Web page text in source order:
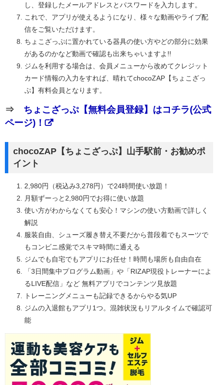
し、登録したメールアドレスとパスワードを入力します。
これで、アプリが使えるようになり、様々な動画やライブ配
信をご覧いただけます。
ちょこざっぷに置かれている器具の使い方やどの部分に効果
があるのかなど動画で確認も出来ちゃいますよ!!
ジムを利用する場合は、会員メニューから改めてクレジット
カード情報の入力をすれば、晴れてchocoZAP【ちょこざっ
ぷ】有料会員となります。
⇒ ちょこざっぷ【無料会員登録】はコチラ(公式
ページ)！
chocoZAP【ちょこざっぷ】山手駅前・お勧めポ
イント
2,980円（税込み3,278円）で24時間使い放題！
月額ずーっと2,980円でお得に使い放題
使い方がわからなくても安心！マシンの使い方動画で詳しく
解説
服装自由、シューズ履き替え不要だから普段着でもスーツで
もコンビニ感覚でスキマ時間に通える
ジムでも自宅でもアプリにお任せ！時間も場所も自由自在
「3日間集中プログラム動画」や「RIZAP現役トレーナーによ
るLIVE配信」など 無料アプリでコンテンツ見放題
トレーニングメニューも記録できるからやる気UP
ジムの入退館もアプリ1つ。混雑状況もリアルタイムで確認可
能